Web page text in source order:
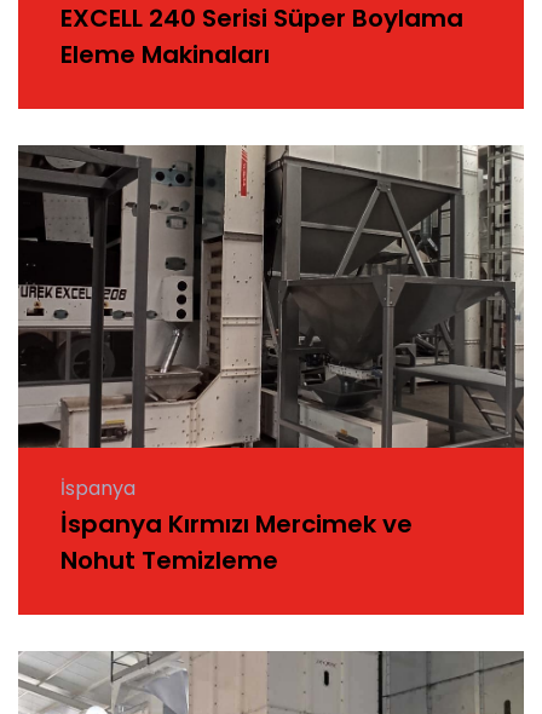
EXCELL 240 Serisi Süper Boylama
Eleme Makinaları
İspanya
İspanya Kırmızı Mercimek ve
Nohut Temizleme